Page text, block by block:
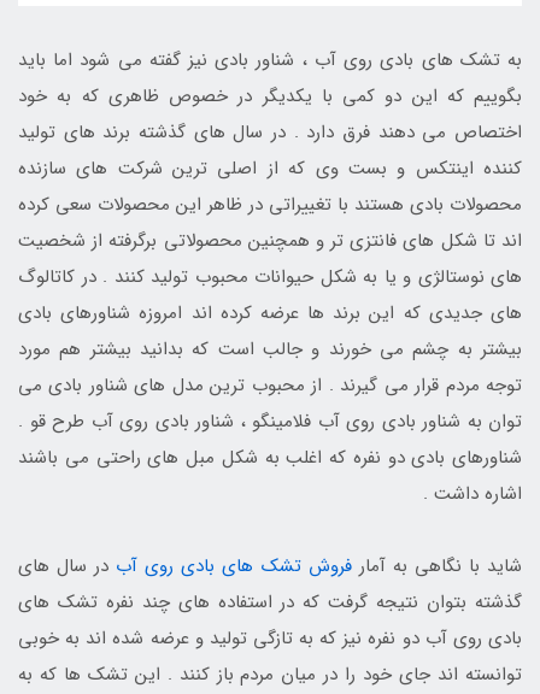
به تشک های بادی روی آب ، شناور بادی نیز گفته می شود اما باید
بگوییم که این دو کمی با یکدیگر در خصوص ظاهری که به خود
اختصاص می دهند فرق دارد . در سال های گذشته برند های تولید
کننده اینتکس و بست وی که از اصلی ترین شرکت های سازنده
محصولات بادی هستند با تغییراتی در ظاهر این محصولات سعی کرده
اند تا شکل های فانتزی تر و همچنین محصولاتی برگرفته از شخصیت
های نوستالژی و یا به شکل حیوانات محبوب تولید کنند . در کاتالوگ
های جدیدی که این برند ها عرضه کرده اند امروزه شناورهای بادی
بیشتر به چشم می خورند و جالب است که بدانید بیشتر هم مورد
توجه مردم قرار می گیرند . از محبوب ترین مدل های شناور بادی می
توان به شناور بادی روی آب فلامینگو ، شناور بادی روی آب طرح قو .
شناورهای بادی دو نفره که اغلب به شکل مبل های راحتی می باشند
اشاره داشت .
شاید با نگاهی به آمارفروش تشک های بادی روی آب در سال های
گذشته بتوان نتیجه گرفت که در استفاده های چند نفره تشک های
بادی روی آب دو نفره نیز که به تازگی تولید و عرضه شده اند به خوبی
توانسته اند جای خود را در میان مردم باز کنند . این تشک ها که به